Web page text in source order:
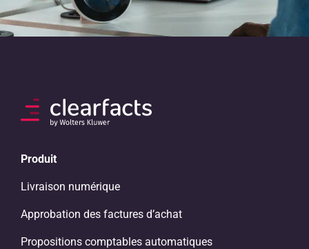
Produit
Livraison numérique
Approbation des factures d’achat
Propositions comptables automatiques